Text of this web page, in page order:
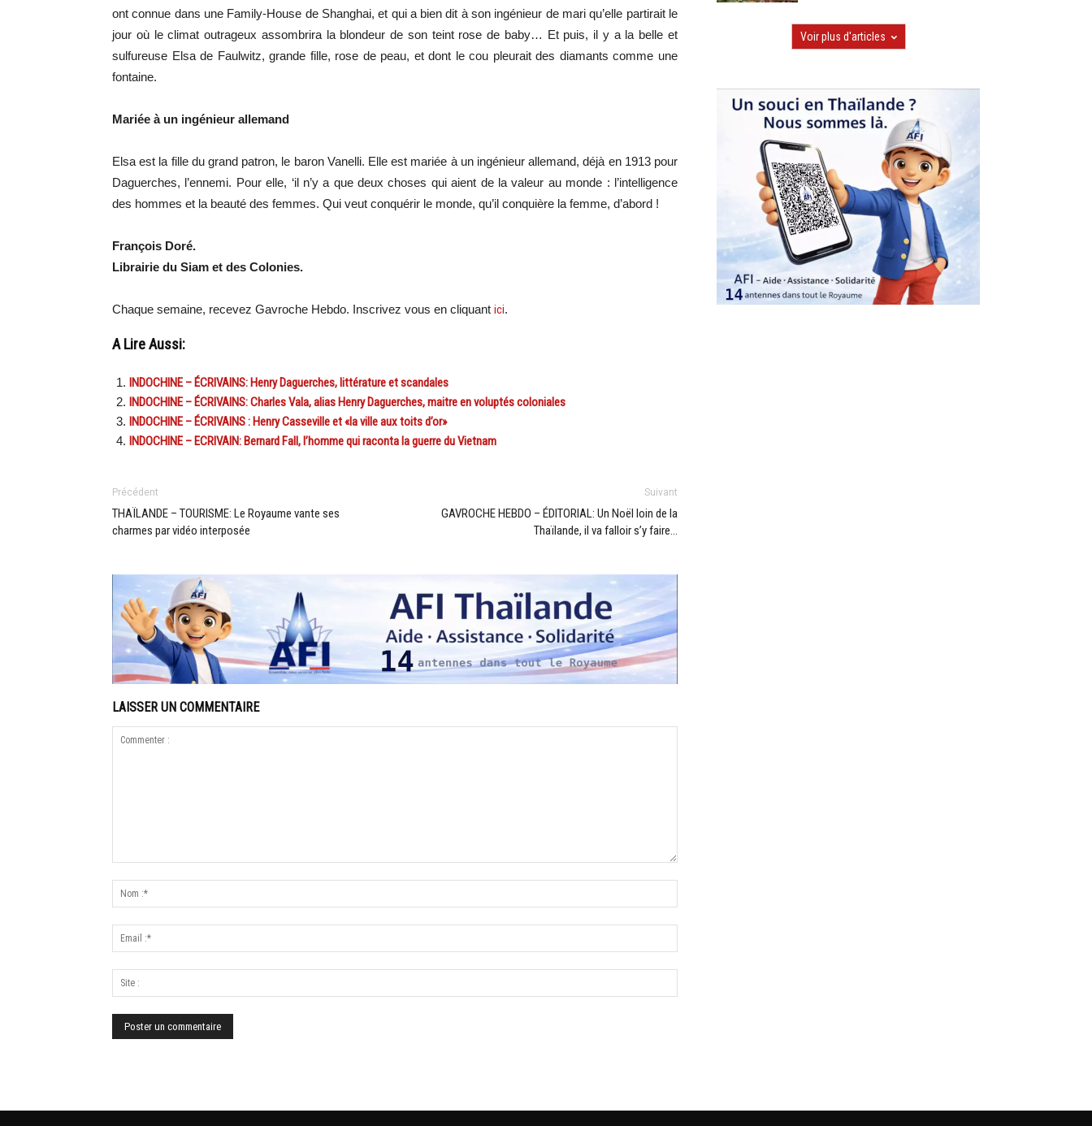
ont connue dans une Family-House de Shanghai, et qui a bien dit à son ingénieur de mari qu’elle partirait le
jour où le climat outrageux assombrira la blondeur de son teint rose de baby… Et puis, il y a la belle et
sulfureuse Elsa de Faulwitz, grande fille, rose de peau, et dont le cou pleurait des diamants comme une
fontaine.
Mariée à un ingénieur allemand
Elsa est la fille du grand patron, le baron Vanelli. Elle est mariée à un ingénieur allemand, déjà en 1913 pour
Daguerches, l’ennemi. Pour elle, ‘il n’y a que deux choses qui aient de la valeur au monde : l’intelligence
des hommes et la beauté des femmes. Qui veut conquérir le monde, qu’il conquière la femme, d’abord !
François Doré.
Librairie du Siam et des Colonies.
Chaque semaine, recevez Gavroche Hebdo. Inscrivez vous en cliquant ici.
A Lire Aussi:
INDOCHINE – ÉCRIVAINS: Henry Daguerches, littérature et scandales
INDOCHINE – ÉCRIVAINS: Charles Vala, alias Henry Daguerches, maitre en voluptés coloniales
INDOCHINE – ÉCRIVAINS : Henry Casseville et «la ville aux toits d’or»
INDOCHINE – ECRIVAIN: Bernard Fall, l’homme qui raconta la guerre du Vietnam
Précédent
THAÏLANDE – TOURISME: Le Royaume vante ses
charmes par vidéo interposée
Suivant
GAVROCHE HEBDO – ÉDITORIAL: Un Noël loin de la
Thaïlande, il va falloir s’y faire…
LAISSER UN COMMENTAIRE
Voir plus d'articles